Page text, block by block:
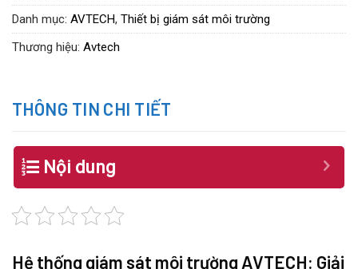
Danh mục: AVTECH, Thiết bị giám sát môi trường
Thương hiệu: Avtech
THÔNG TIN CHI TIẾT
Nội dung
Hệ thống giám sát môi trường AVTECH: Giải